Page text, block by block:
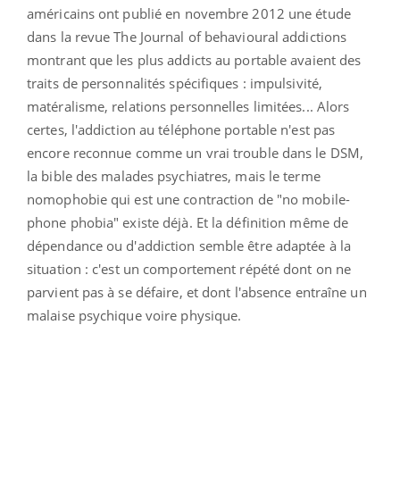
américains ont publié en novembre 2012 une étude
dans la revue The Journal of behavioural addictions
montrant que les plus addicts au portable avaient des
traits de personnalités spécifiques : impulsivité,
matéralisme, relations personnelles limitées... Alors
certes, l'addiction au téléphone portable n'est pas
encore reconnue comme un vrai trouble dans le DSM,
la bible des malades psychiatres, mais le terme
nomophobie qui est une contraction de "no mobile-
phone phobia" existe déjà. Et la définition même de
dépendance ou d'addiction semble être adaptée à la
situation : c'est un comportement répété dont on ne
parvient pas à se défaire, et dont l'absence entraîne un
malaise psychique voire physique.